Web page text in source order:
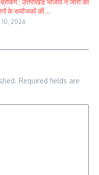
के सयोंजकों की ...
10, 2026
Required fields are